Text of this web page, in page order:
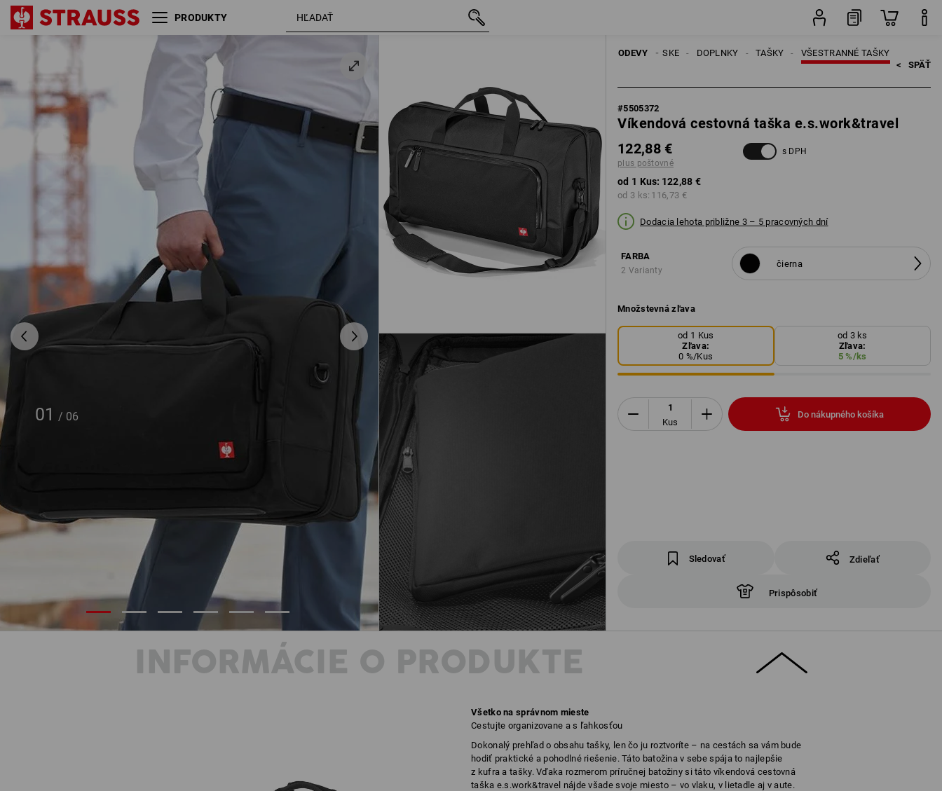
PRODUKTY
01 / 06
ODEVY VŠESTRANNÉ TAŠKY
TAŠKY
DOPLNKY
PÁNSKE
< SPÄŤ
#5505372
Víkendová cestovná taška e.s.work&travel
122,88 €
plus poštovné
s DPH
od 1 Kus: 122,88 €
od 3 ks: 116,73 €
Dodacia lehota približne 3 – 5 pracovných dní
FARBA
2 Varianty
čierna
Množstevná zľava
od 1 Kus
Zľava:
0 %/Kus
od 3 ks
Zľava:
5 %/ks
Kus
Do nákupného košíka
Sledovať Zdieľať
Prispôsobiť
Víkendová cestovná taška
e.s.work&travel
čierna 122,88 €
INFORMÁCIE O PRODUKTE
Všetko na správnom mieste
Cestujte organizovane a s ľahkosťou
Dokonalý prehľad o obsahu tašky, len čo ju roztvoríte – na cestách sa vám bude
hodiť praktické a pohodlné riešenie. Táto batožina v sebe spája to najlepšie
z kufra a tašky. Vďaka rozmerom príručnej batožiny si táto víkendová cestovná
taška e.s.work&travel nájde všade svoje miesto – vo vlaku, v lietadle aj v aute.